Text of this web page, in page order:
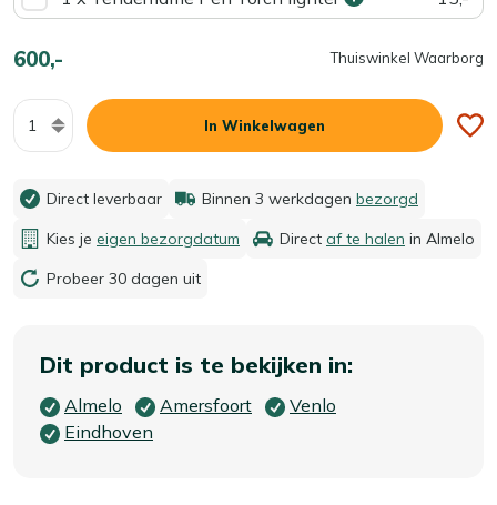
600,- Thuiswinkel Waarborg
Aantal
In Winkelwagen
Direct leverbaar Binnen 3 werkdagen bezorgd
Kies je eigen bezorgdatum Direct af te halen in Almelo
Probeer 30 dagen uit
Dit product is te bekijken in:
Almelo Amersfoort
Venlo
Eindhoven